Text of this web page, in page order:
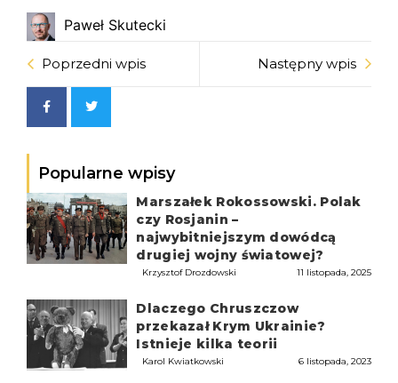
Paweł Skutecki
Poprzedni wpis Następny wpis
Popularne wpisy
Marszałek Rokossowski. Polak
czy Rosjanin –
najwybitniejszym dowódcą
drugiej wojny światowej?
Krzysztof Drozdowski 11 listopada, 2025
Dlaczego Chruszczow
przekazał Krym Ukrainie?
Istnieje kilka teorii
Karol Kwiatkowski 6 listopada, 2023